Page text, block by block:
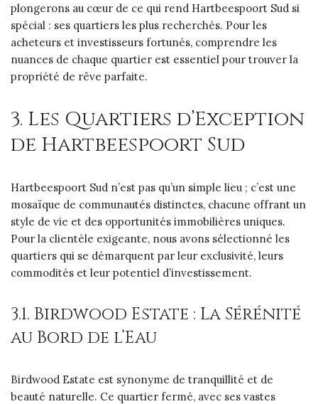
plongerons au cœur de ce qui rend Hartbeespoort Sud si
spécial : ses quartiers les plus recherchés. Pour les
acheteurs et investisseurs fortunés, comprendre les
nuances de chaque quartier est essentiel pour trouver la
propriété de rêve parfaite.
3. Les Quartiers d’Exception
de Hartbeespoort Sud
Hartbeespoort Sud n’est pas qu’un simple lieu ; c’est une
mosaïque de communautés distinctes, chacune offrant un
style de vie et des opportunités immobilières uniques.
Pour la clientèle exigeante, nous avons sélectionné les
quartiers qui se démarquent par leur exclusivité, leurs
commodités et leur potentiel d’investissement.
3.1. Birdwood Estate : La Sérénité
au Bord de l’Eau
Birdwood Estate est synonyme de tranquillité et de
beauté naturelle. Ce quartier fermé, avec ses vastes